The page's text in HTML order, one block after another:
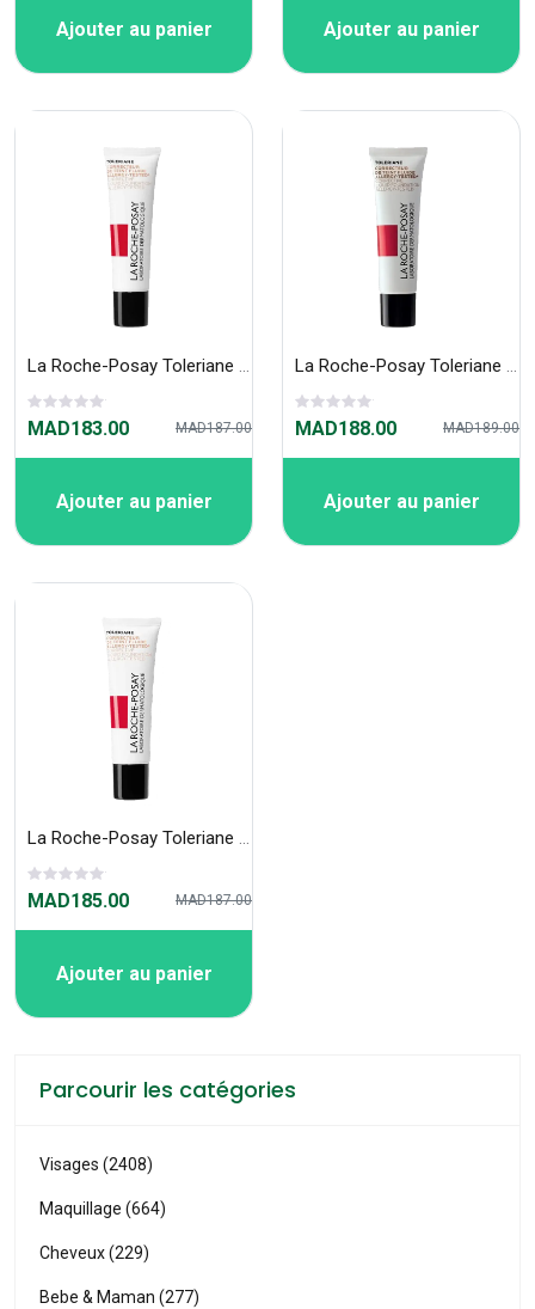
Ajouter au panier Ajouter au panier
La Roche-Posay Toleriane Fluide N°13 30ML
MAD183.00 MAD187.00
Ajouter au panier
La Roche-Posay Toleriane Fluide N°11 30ML
MAD188.00 MAD189.00
Ajouter au panier
La Roche-Posay Toleriane Fluide N°10 30ML
MAD185.00 MAD187.00
Ajouter au panier
Parcourir les catégories
Visages (2408)
Maquillage (664)
Cheveux (229)
Bebe & Maman (277)